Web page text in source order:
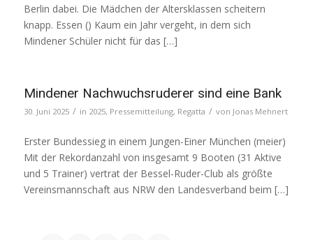
Berlin dabei. Die Mädchen der Altersklassen scheitern
knapp. Essen () Kaum ein Jahr vergeht, in dem sich
Mindener Schüler nicht für das […]
Mindener Nachwuchsruderer sind eine Bank
30. Juni 2025 / in 2025, Pressemitteilung, Regatta / von Jonas Mehnert
Erster Bundessieg in einem Jungen-Einer München (meier)
Mit der Rekordanzahl von insgesamt 9 Booten (31 Aktive
und 5 Trainer) vertrat der Bessel-Ruder-Club als größte
Vereinsmannschaft aus NRW den Landesverband beim […]